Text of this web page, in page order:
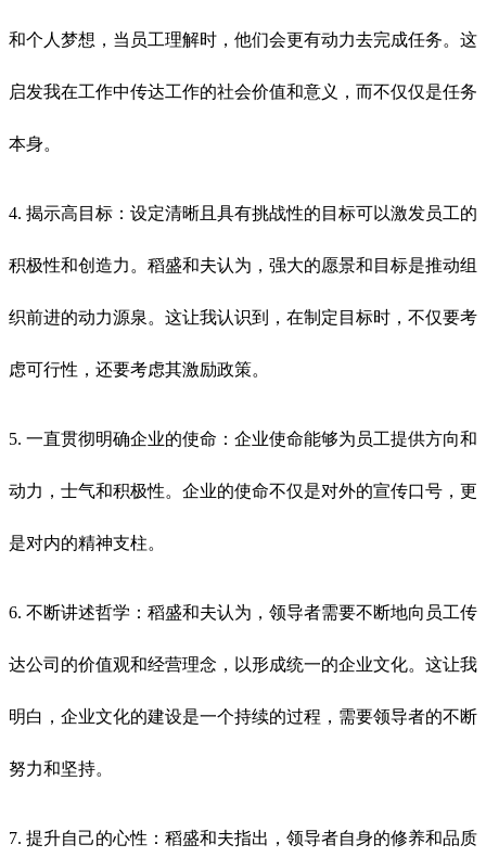
和个人梦想，当员工理解时，他们会更有动力去完成任务。这
启发我在工作中传达工作的社会价值和意义，而不仅仅是任务
本身。
4. 揭示高目标：设定清晰且具有挑战性的目标可以激发员工的
积极性和创造力。稻盛和夫认为，强大的愿景和目标是推动组
织前进的动力源泉。这让我认识到，在制定目标时，不仅要考
虑可行性，还要考虑其激励政策。
5. 一直贯彻明确企业的使命：企业使命能够为员工提供方向和
动力，士气和积极性。企业的使命不仅是对外的宣传口号，更
是对内的精神支柱。
6. 不断讲述哲学：稻盛和夫认为，领导者需要不断地向员工传
达公司的价值观和经营理念，以形成统一的企业文化。这让我
明白，企业文化的建设是一个持续的过程，需要领导者的不断
努力和坚持。
7. 提升自己的心性：稻盛和夫指出，领导者自身的修养和品质